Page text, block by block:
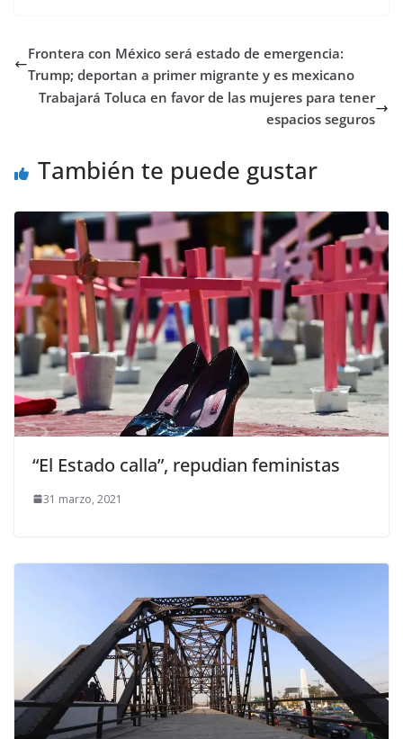
Frontera con México será estado de emergencia:
Trump; deportan a primer migrante y es mexicano
Trabajará Toluca en favor de las mujeres para tener
espacios seguros
También te puede gustar
“El Estado calla”, repudian feministas
31 marzo, 2021